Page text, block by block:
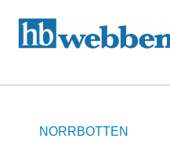
NORRBOTTEN